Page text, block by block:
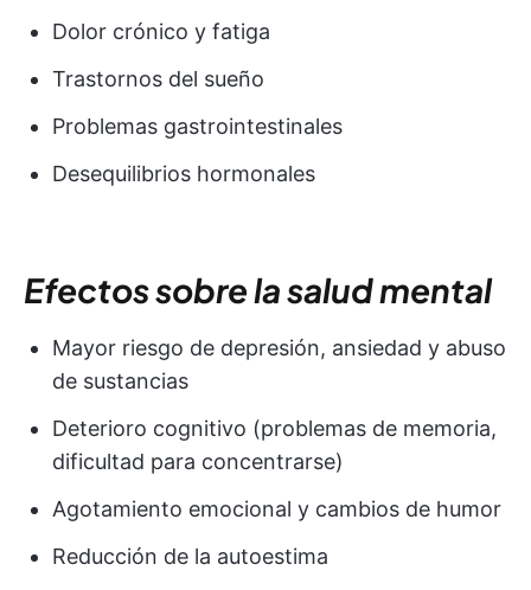
Dolor crónico y fatiga
Trastornos del sueño
Problemas gastrointestinales
Desequilibrios hormonales
Efectos sobre la salud mental
Mayor riesgo de depresión, ansiedad y abuso
de sustancias
Deterioro cognitivo (problemas de memoria,
dificultad para concentrarse)
Agotamiento emocional y cambios de humor
Reducción de la autoestima